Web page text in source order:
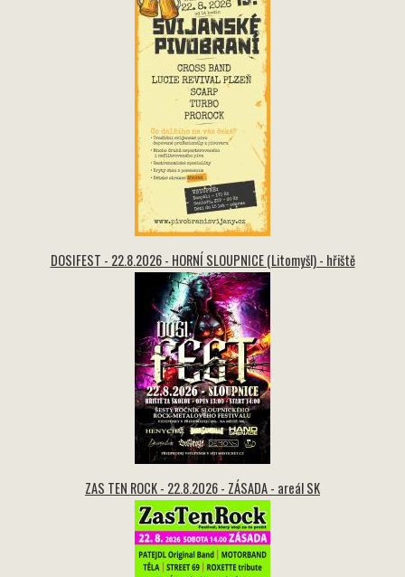
DOSIFEST - 22.8.2026 - HORNÍ SLOUPNICE (Litomyšl) - hřiště
ZAS TEN ROCK - 22.8.2026 - ZÁSADA - areál SK